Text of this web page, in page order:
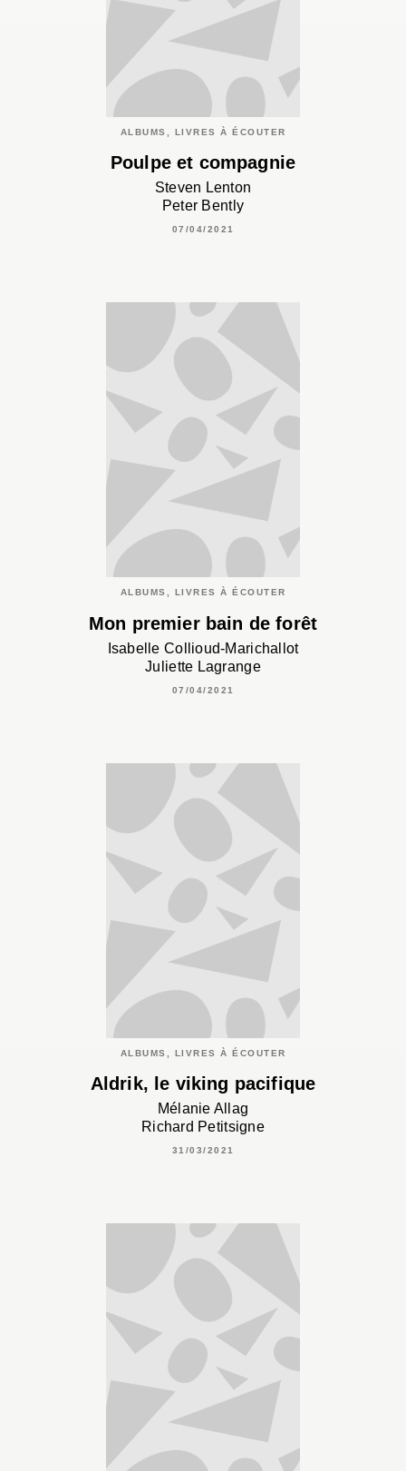
ALBUMS, LIVRES À ÉCOUTER
Poulpe et compagnie
Steven Lenton
Peter Bently
07/04/2021
ALBUMS, LIVRES À ÉCOUTER
Mon premier bain de forêt
Isabelle Collioud-Marichallot
Juliette Lagrange
07/04/2021
ALBUMS, LIVRES À ÉCOUTER
Aldrik, le viking pacifique
Mélanie Allag
Richard Petitsigne
31/03/2021